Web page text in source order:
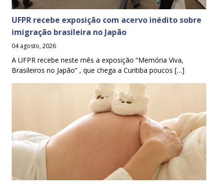
UFPR recebe exposição com acervo inédito sobre
imigração brasileira no Japão
04 agosto, 2026
A UFPR recebe neste mês a exposição “Memória Viva,
Brasileiros no Japão” , que chega a Curitiba poucos […]